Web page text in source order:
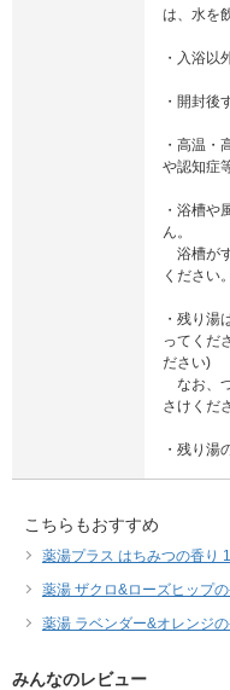
は、水を
・入浴以
・開封後
・高温・
や認知症
・浴槽や
ん。
浴槽が
ください。
・残り湯
ってくだ
ださい)
なお、
さけくだ
・残り湯
こちらもおすすめ
薬湯プラス はちみつの香り
薬湯 ザクロ&ローズヒップ
薬湯 ラベンダー&オレンジ
みんなのレビュー